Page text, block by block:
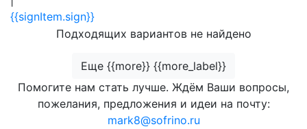
{{signItem.sign}}
Подходящих вариантов не найдено
Еще {{more}} {{more_label}}
Помогите нам стать лучше. Ждём Ваши вопросы,
пожелания, предложения и идеи на почту:
mark8@sofrino.ru